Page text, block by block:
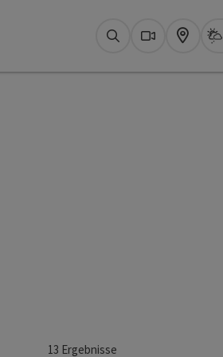
SuchenWebcams
Karte
13 Ergebnisse